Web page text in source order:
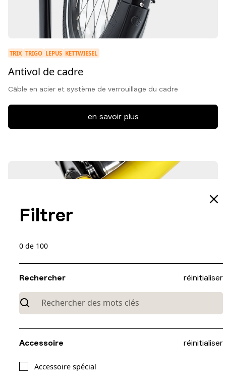
Filtrer
0 de 100
Rechercher réinitialiser
Accessoire réinitialiser
Accessoire spécial
TRIX TRIGO LEPUS KETTWIESEL
Antivol de cadre
Câble en acier et système de verrouillage du cadre
en savoir plus